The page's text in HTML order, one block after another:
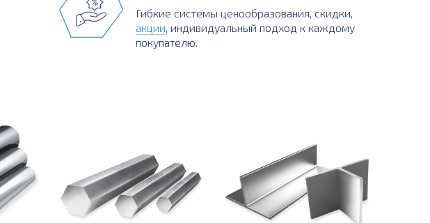
Гибкие системы ценообразования, скидки,
акции, индивидуальный подход к каждому
покупателю.